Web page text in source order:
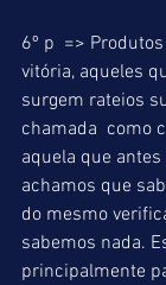
6º p  =>
vitória, aqueles
surgem rateios
chamada  como
aquela que
achamos que
do mesmo
sabemos nada.
principalmente